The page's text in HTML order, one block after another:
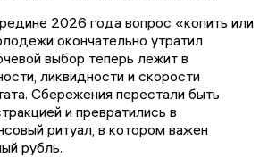
2026 года вопрос «копить или
окончательно утратил
выбор теперь лежит в
ликвидности и скорости
Сбережения перестали быть
и превратились в
ритуал, в котором важен
рубль.